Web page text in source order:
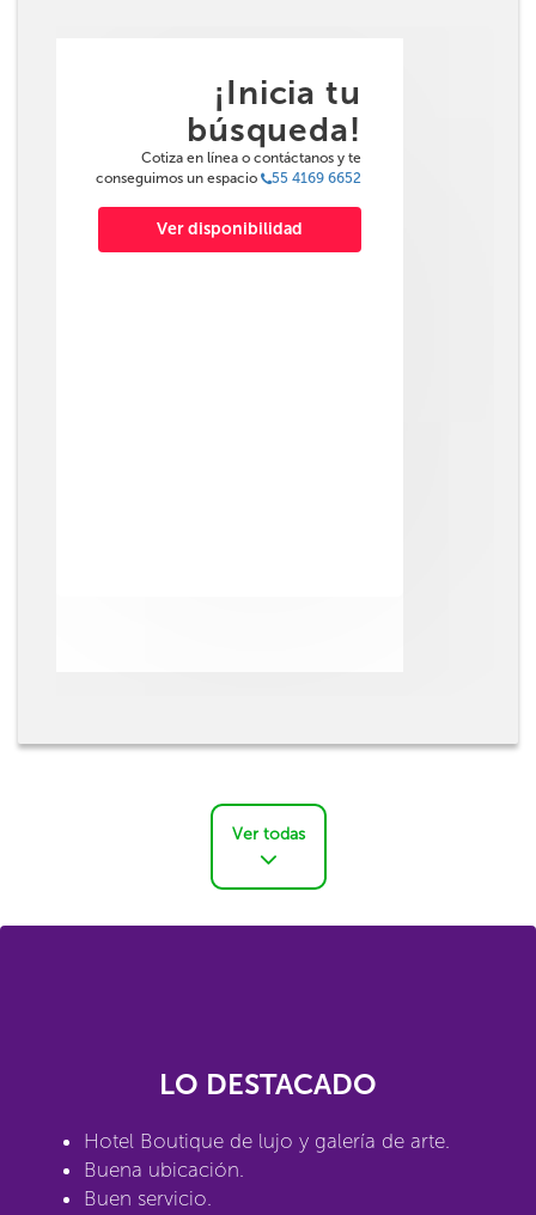
¡Inicia tu
búsqueda!
Cotiza en línea o contáctanos y te
conseguimos un espacio
55 4169 6652
Ver disponibilidad
Ver todas
LO DESTACADO
Hotel Boutique de lujo y galería de arte.
Buena ubicación.
Buen servicio.